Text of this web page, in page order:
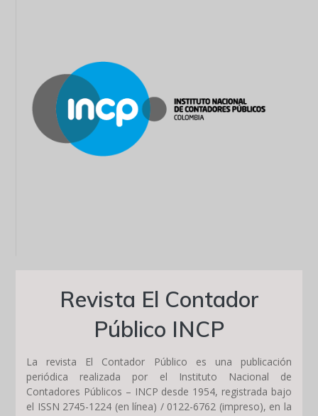
Revista El Contador
Público INCP
La revista El Contador Público es una publicación
periódica realizada por el Instituto Nacional de
Contadores Públicos – INCP desde 1954, registrada bajo
el ISSN 2745-1224 (en línea) / 0122-6762 (impreso), en la